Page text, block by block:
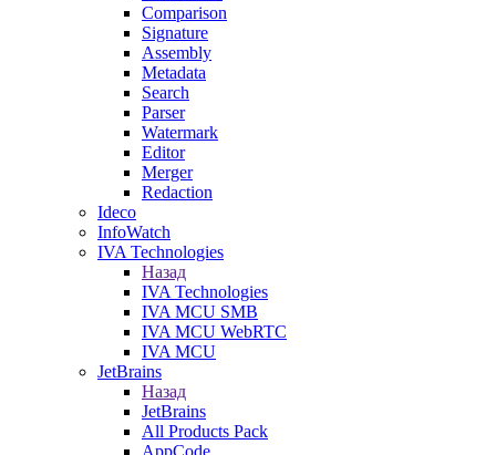
Comparison
Signature
Assembly
Metadata
Search
Parser
Watermark
Editor
Merger
Redaction
Ideco
InfoWatch
IVA Technologies
Назад
IVA Technologies
IVA MCU SMB
IVA MCU WebRTC
IVA MCU
JetBrains
Назад
JetBrains
All Products Pack
AppCode